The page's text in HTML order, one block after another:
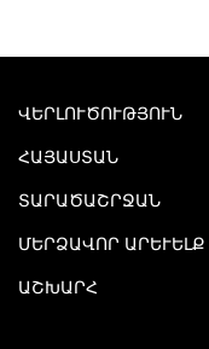
ՎԵՐԼՈՒԾՈՒԹՅՈՒՆ
ՀԱՅԱՍՏԱՆ
ՏԱՐԱԾԱՇՐՋԱՆ
ՄԵՐՁԱՎՈՐ ԱՐԵՒԵԼՔ
ԱՇԽԱՐՀ